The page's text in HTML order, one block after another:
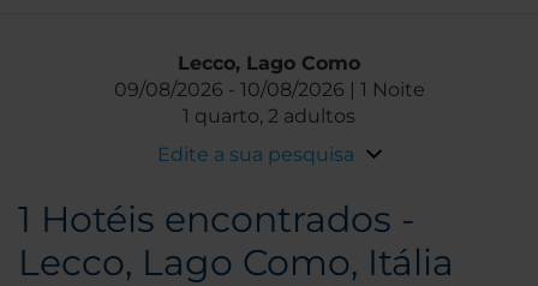
Lecco, Lago Como
09/08/2026
10/08/2026
1 Noite
1 quarto, 2 adultos
Edite a sua pesquisa
1 Hotéis encontrados -
Lecco, Lago Como, Itália